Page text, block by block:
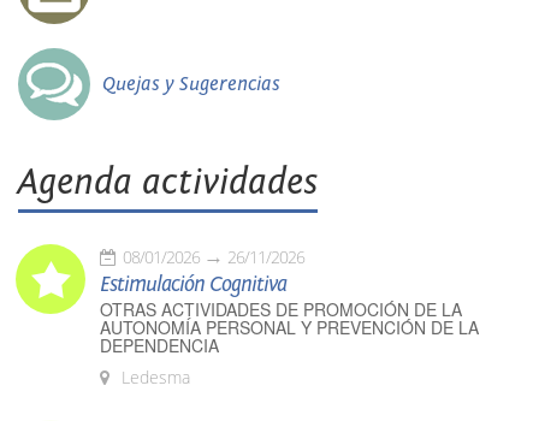
Quejas y Sugerencias
Agenda actividades
08/01/2026 26/11/2026
Estimulación Cognitiva
OTRAS ACTIVIDADES DE PROMOCIÓN DE LA
AUTONOMÍA PERSONAL Y PREVENCIÓN DE LA
DEPENDENCIA
Ledesma